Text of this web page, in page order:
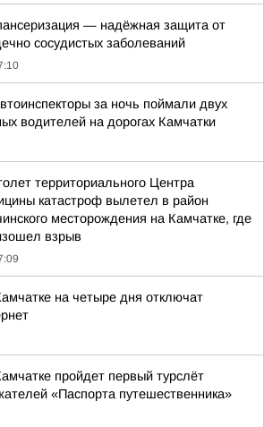
— надёжная защита от
сосудистых заболеваний
за ночь поймали двух
водителей на дорогах Камчатки
территориального Центра
катастроф вылетел в район
месторождения на Камчатке, где
взрыв
на четыре дня отключат
пройдет первый турслёт
«Паспорта путешественника»